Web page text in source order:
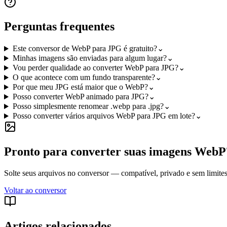
Perguntas frequentes
Este conversor de WebP para JPG é gratuito?⌄
Minhas imagens são enviadas para algum lugar?⌄
Vou perder qualidade ao converter WebP para JPG?⌄
O que acontece com um fundo transparente?⌄
Por que meu JPG está maior que o WebP?⌄
Posso converter WebP animado para JPG?⌄
Posso simplesmente renomear .webp para .jpg?⌄
Posso converter vários arquivos WebP para JPG em lote?⌄
Pronto para converter suas imagens
Solte seus arquivos no conversor — compatível, privado e sem
Voltar ao conversor